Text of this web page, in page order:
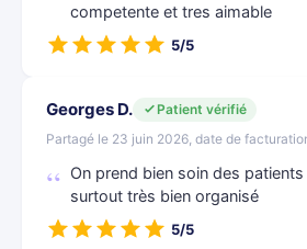
competente et tres aimable
5/5
Georges D.
Patient vérifié
Partagé le 23 juin 2026, date de
On prend bien soin des
surtout très bien organisé
5/5